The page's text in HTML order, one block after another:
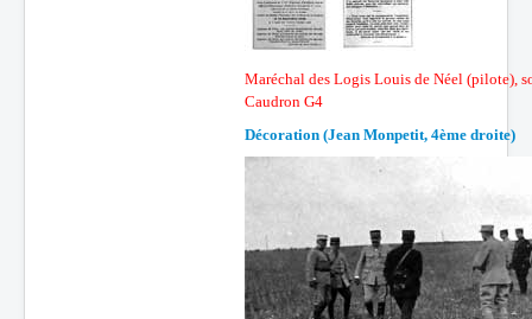
Maréchal des Logis Louis de Néel (pilote),
Caudron G4
Décoration (Jean Monpetit, 4ème droite)